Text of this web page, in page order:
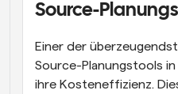
Source-
Einer der
Source-Planungstools
ihre Kosteneffizienz.